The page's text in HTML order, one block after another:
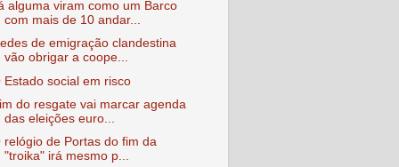
alguma viram como um Barco
com mais de 10 andar...
de emigração clandestina
vão obrigar a coope...
Estado social em risco
do resgate vai marcar agenda
das eleições euro...
relógio de Portas do fim da
"troika" irá mesmo p...